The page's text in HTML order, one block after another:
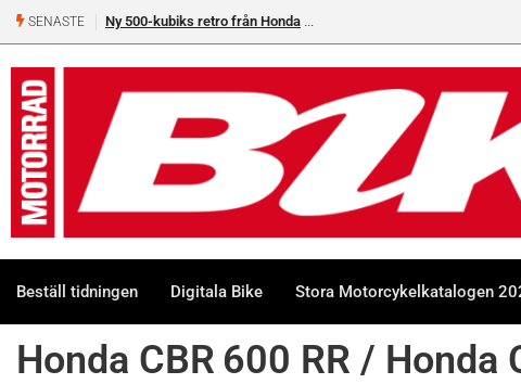
SENASTE Ny 500-kubiks retro från Honda
Beställ tidningen Digitala Bike Stora Motorcykelkatalogen
Honda CBR 600 RR / Honda